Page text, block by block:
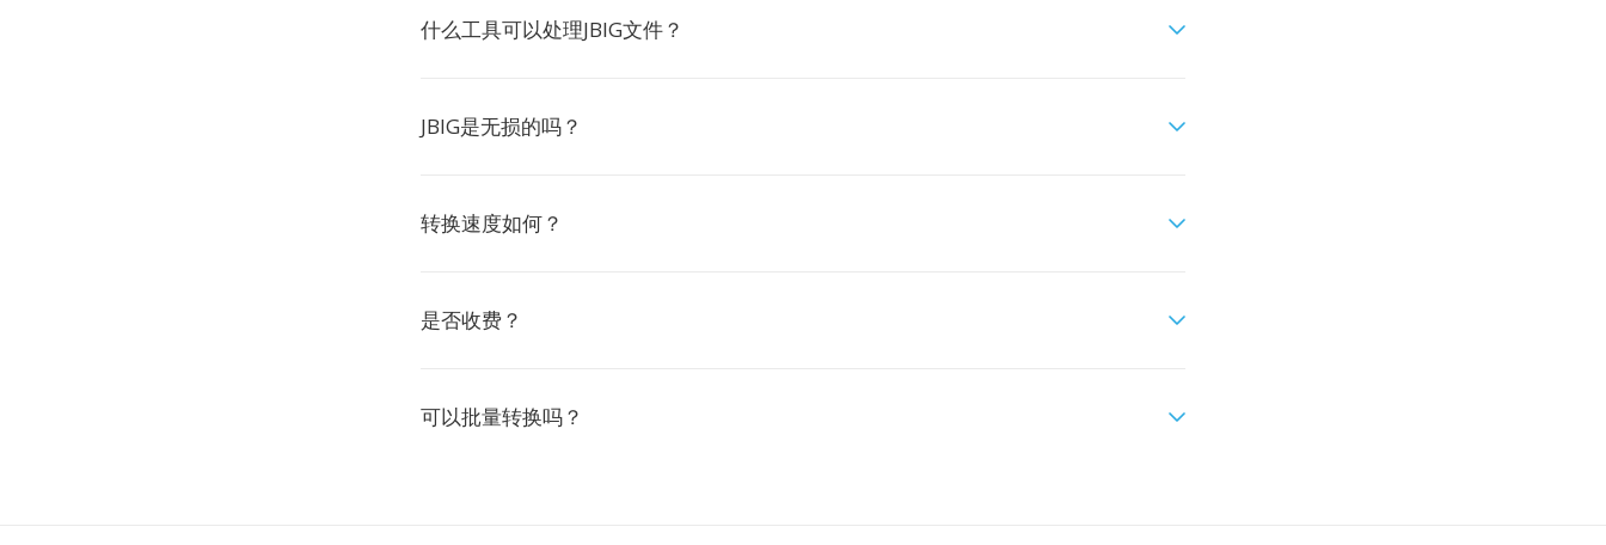
什么工具可以处理JBIG文件？
JBIG是无损的吗？
转换速度如何？
是否收费？
可以批量转换吗？